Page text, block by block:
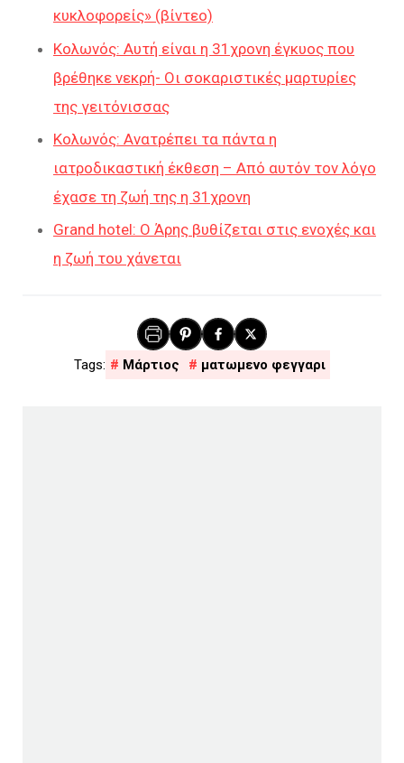
κυκλοφορείς» (βίντεο)
Κολωνός: Αυτή είναι η 31χρονη έγκυος που
βρέθηκε νεκρή- Οι σοκαριστικές μαρτυρίες
της γειτόνισσας
Κολωνός: Ανατρέπει τα πάντα η
ιατροδικαστική έκθεση – Από αυτόν τον λόγο
έχασε τη ζωή της η 31χρονη
Grand hotel: Ο Άρης βυθίζεται στις ενοχές και
η ζωή του χάνεται
Μάρτιος ματωμενο φεγγαρι